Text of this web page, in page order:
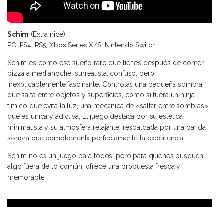
Schim (Extra nice)
PC, PS4, PS5, Xbox Series X/S, Nintendo Switch
Schim es como ese sueño raro que tienes después de comer
pizza a medianoche: surrealista, confuso, pero
inexplicablemente fascinante. Controlas una pequeña sombra
que salta entre objetos y superficies, como si fuera un ninja
tímido que evita la luz, una mecánica de «saltar entre sombras»
que es única y adictiva, El juego destaca por su estética
minimalista y su atmósfera relajante, respaldada por una banda
sonora que complementa perfectamente la experiencia.
Schim no es un juego para todos, pero para quienes busquen
algo fuera de lo común, ofrece una propuesta fresca y
memorable.